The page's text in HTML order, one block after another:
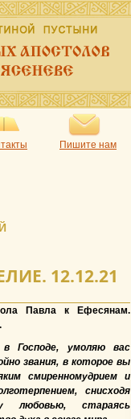
Пишите нам
12.12.21
Павла к Ефесянам.
Господе, умоляю вас
звания, в которое вы
смиренномудрием и
снисходя
любовью, стараясь